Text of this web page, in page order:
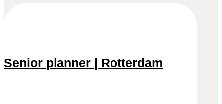
Senior planner | Rotterdam